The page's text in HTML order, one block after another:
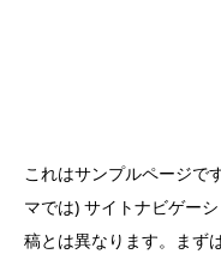
これはサンプルページで
マでは) サイトナビゲー
稿とは異なります。まず